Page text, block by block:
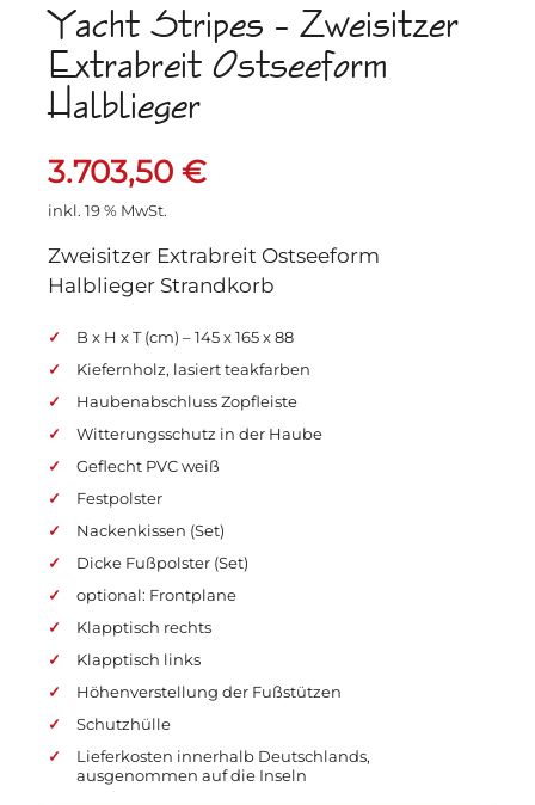
Yacht Stripes – Zweisitzer
Extrabreit Ostseeform
Halblieger
3.703,50 €
inkl. 19 % MwSt.
Zweisitzer Extrabreit Ostseeform
Halblieger Strandkorb
B x H x T (cm) – 145 x 165 x 88
Kiefernholz, lasiert teakfarben
Haubenabschluss Zopfleiste
Witterungsschutz in der Haube
Geflecht PVC weiß
Festpolster
Nackenkissen (Set)
Dicke Fußpolster (Set)
optional: Frontplane
Klapptisch rechts
Klapptisch links
Höhenverstellung der Fußstützen
Schutzhülle
Lieferkosten innerhalb Deutschlands,
ausgenommen auf die Inseln